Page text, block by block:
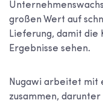
großen Wert auf
Lieferung, damit die
Ergebnisse sehen.
Nugawi arbeitet mit
zusammen,